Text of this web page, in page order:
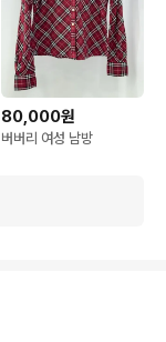
80,000원
버버리 여성 남방